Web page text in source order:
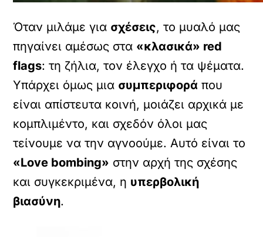
Όταν μιλάμε για σχέσεις, το μυαλό μας
πηγαίνει αμέσως στα «κλασικά» red
flags: τη ζήλια, τον έλεγχο ή τα ψέματα.
Υπάρχει όμως μια συμπεριφορά που
είναι απίστευτα κοινή, μοιάζει αρχικά με
κομπλιμέντο, και σχεδόν όλοι μας
τείνουμε να την αγνοούμε. Αυτό είναι το
«Love bombing» στην αρχή της σχέσης
και συγκεκριμένα, η υπερβολική
βιασύνη.